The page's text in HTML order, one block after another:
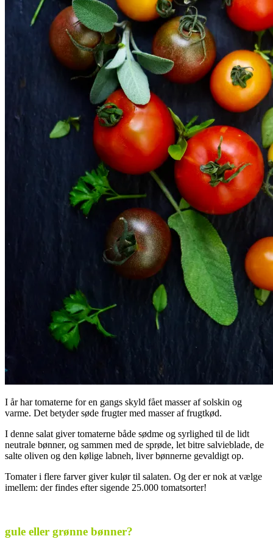
I år har tomaterne for en gangs skyld fået masser af solskin og
varme. Det betyder søde frugter med masser af frugtkød.
I denne salat giver tomaterne både sødme og syrlighed til de lidt
neutrale bønner, og sammen med de sprøde, let bitre salvieblade, de
salte oliven og den kølige labneh, liver bønnerne gevaldigt op.
Tomater i flere farver giver kulør til salaten. Og der er nok at vælge
imellem: der findes efter sigende 25.000 tomatsorter!
gule eller grønne bønner?